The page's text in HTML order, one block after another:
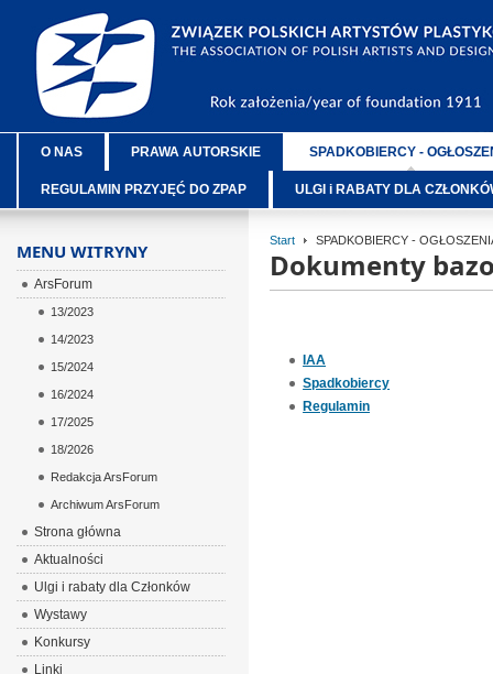
O NAS PRAWA AUTORSKIE SPADKOBIERCY -
REGULAMIN PRZYJĘĆ DO ZPAP ULGI i RABATY DLA
Start SPADKOBIERCY -
Dokumenty
IAA
Spadkobiercy
Regulamin
MENU WITRYNY
ArsForum
13/2023
14/2023
15/2024
16/2024
17/2025
18/2026
Redakcja ArsForum
Archiwum ArsForum
Strona główna
Aktualności
Ulgi i rabaty dla Członków
Wystawy
Konkursy
Linki